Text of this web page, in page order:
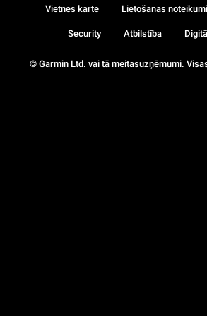
© Garmin Ltd. vai tā meitasuzņēmumi.
Vietnes karte Lietošanas noteikumi
Security Atbilstība